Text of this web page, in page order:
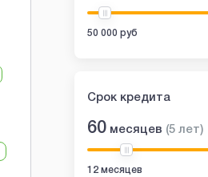
50 000 руб
Срок кредита
60 месяцев (5 лет)
12 месяцев